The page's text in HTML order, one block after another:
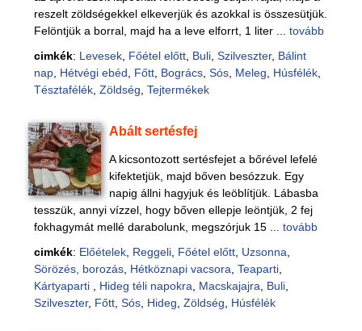
reszelt zöldségekkel elkeverjük és azokkal is összesütjük.
Felöntjük a borral, majd ha a leve elforrt, 1 liter ... tovább
cimkék: Levesek, Főétel előtt, Buli, Szilveszter, Bálint
nap, Hétvégi ebéd Főtt, Bogrács, Sós, Meleg Húsfélék,
Tésztafélék, Zöldség Tejtermékek
Abált sertésfej
A kicsontozott sertésfejet a bőrével lefelé
kifektetjük, majd bőven besózzuk. Egy
napig állni hagyjuk és leöblítjük. Lábasba
tesszük, annyi vízzel, hogy bőven ellepje leöntjük, 2 fej
fokhagymát mellé darabolunk, megszórjuk 15 ... tovább
cimkék: Előételek, Reggeli, Főétel előtt, Uzsonna
Sörözés, borozás, Hétköznapi vacsora Teaparti,
Kártyaparti
Hideg téli napokra Macskajajra Buli,
Szilveszter, Főtt, Sós, Hideg Zöldség Húsfélék